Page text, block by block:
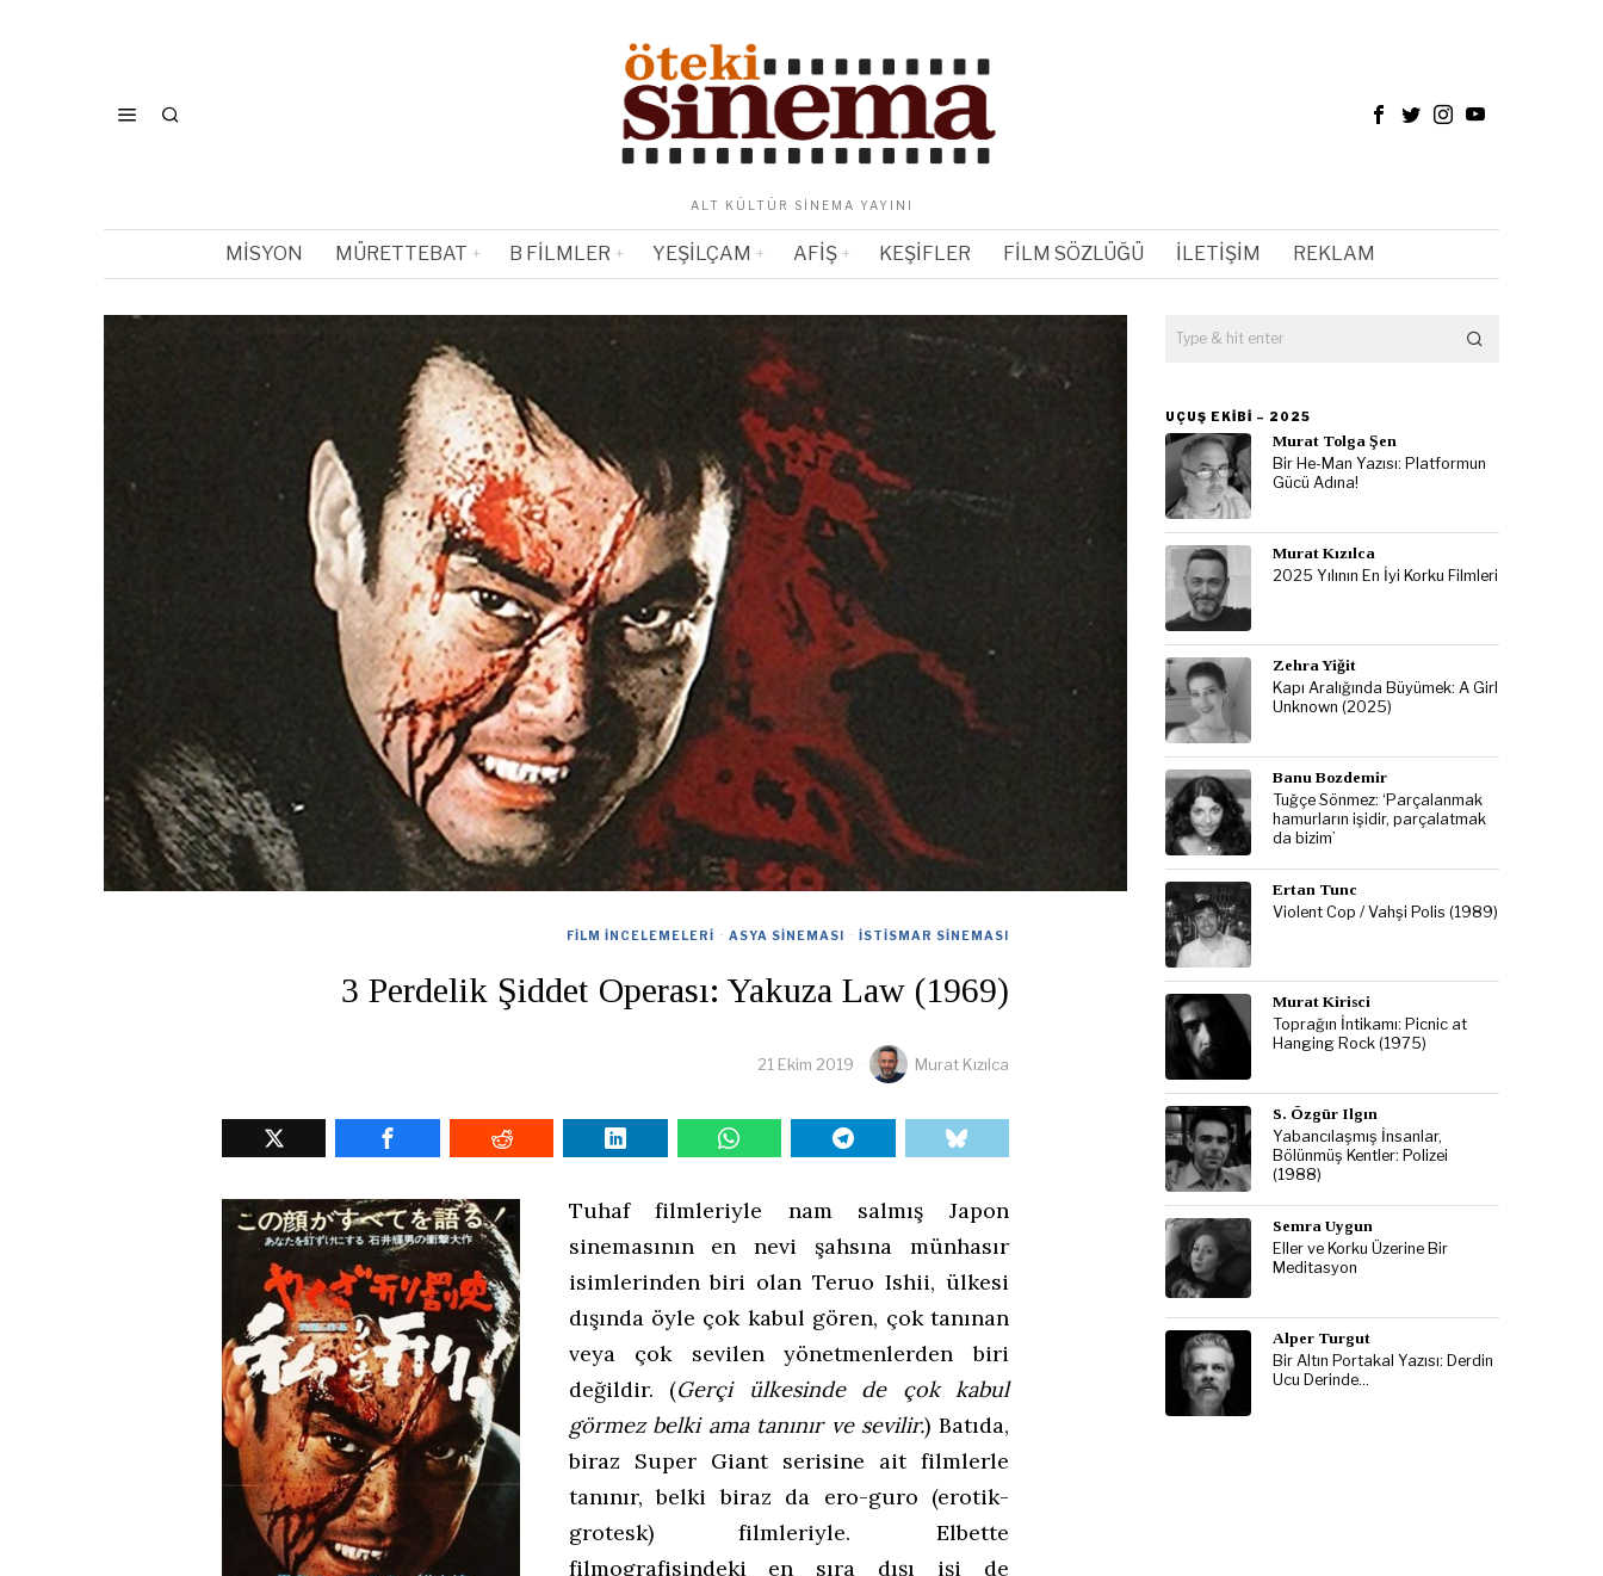
ALT KÜLTÜR SINEMA YAYINI
MISYON MÜRETTEBAT B FILMLER YEŞILÇAM AFIŞ KEŞIFLER FILM SÖZLÜĞÜ İLETIŞIM REKLAM
FILM İNCELEMELERI · ASYA SINEMASI · İSTISMAR SINEMASI
3 Perdelik Şiddet Operası: Yakuza Law (1969)
21 Ekim 2019 Murat Kızılca
Tuhaf filmleriyle nam salmış Japon
sinemasının en nevi şahsına münhasır
isimlerinden biri olan Teruo Ishii, ülkesi
dışında öyle çok kabul gören, çok tanınan
veya çok sevilen yönetmenlerden biri
değildir. (Gerçi ülkesinde de çok kabul
görmez belki ama tanınır ve sevilir.) Batıda,
biraz Super Giant serisine ait filmlerle
tanınır, belki biraz da ero-guro (erotik-
grotesk) filmleriyle. Elbette
filmografisindeki en sıra dışı işi de
UÇUŞ EKIBI – 2025
Murat Tolga Şen
Bir He-Man Yazısı: Platformun
Gücü Adına!
Murat Kızılca
2025 Yılının En İyi Korku Filmleri
Zehra Yiğit
Kapı Aralığında Büyümek: A Girl
Unknown (2025)
Banu Bozdemir
Tuğçe Sönmez: ‘Parçalanmak
hamurların işidir, parçalatmak
da bizim’
Ertan Tunc
Violent Cop / Vahşi Polis (1989)
Murat Kirisci
Toprağın İntikamı: Picnic at
Hanging Rock (1975)
S. Özgür Ilgın
Yabancılaşmış İnsanlar,
Bölünmüş Kentler: Polizei
(1988)
Semra Uygun
Eller ve Korku Üzerine Bir
Meditasyon
Alper Turgut
Bir Altın Portakal Yazısı: Derdin
Ucu Derinde…